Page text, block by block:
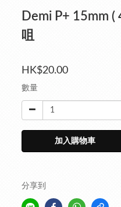
Demi P+ 15mm
咀
HK$20.00
數量
加入購物車
分享到